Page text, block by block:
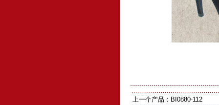
上一个产品： BI0880-112